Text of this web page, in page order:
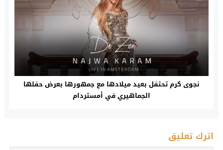
نجوى كرم تحتفل بعيد ميلادها مع جمهورها بعرض حفلها
الجماهيري في أمستردام
اترك تعليق